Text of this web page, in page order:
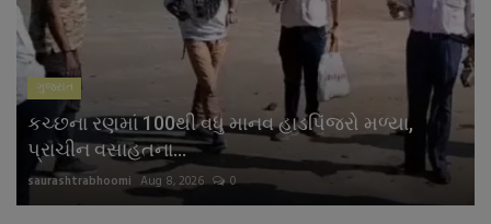
નાણાંકીય સમાચાર
સ્થાનિક સમાચાર
સ્પોર્ટ્સ
રાશિફળ
ગુજરાત
કચ્છના રણમાં 100થી વધુ માનવ હાડપિંજરો મળ્યા,
પ્રાચીન વસાહતના...
saurashtrabhoomi Aug 8, 2026 0